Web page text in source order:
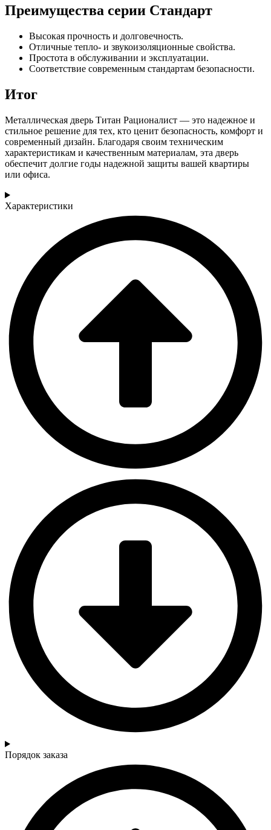
Преимущества серии Стандарт
Высокая прочность и долговечность.
Отличные тепло- и звукоизоляционные свойства.
Простота в обслуживании и эксплуатации.
Соответствие современным стандартам безопасности.
Итог
Металлическая дверь Титан Рационалист — это надежное и
стильное решение для тех, кто ценит безопасность, комфорт и
современный дизайн. Благодаря своим техническим
характеристикам и качественным материалам, эта дверь
обеспечит долгие годы надежной защиты вашей квартиры
или офиса.
Характеристики
Порядок заказа